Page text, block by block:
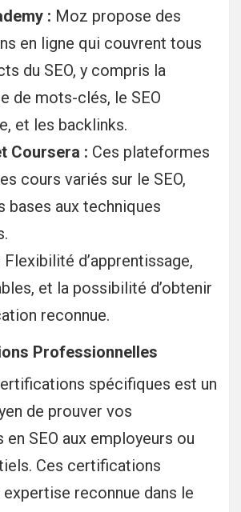
: Moz propose des
en ligne qui couvrent tous
du SEO, y compris la
de mots-clés, le SEO
et les backlinks.
Coursera : Ces plateformes
cours variés sur le SEO,
bases aux techniques
Flexibilité d’apprentissage,
et la possibilité d’obtenir
reconnue.
Professionnelles
spécifiques est un
de prouver vos
SEO aux employeurs ou
Ces certifications
reconnue dans le